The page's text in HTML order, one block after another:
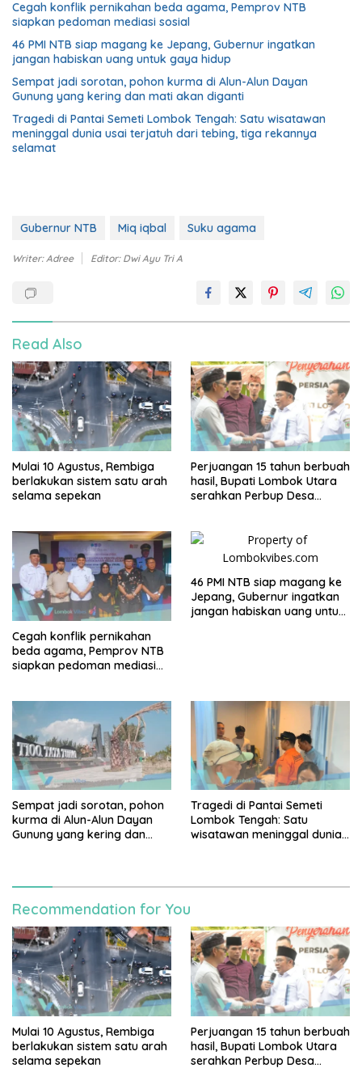
Cegah konflik pernikahan beda agama, Pemprov NTB
siapkan pedoman mediasi sosial
46 PMI NTB siap magang ke Jepang, Gubernur ingatkan
jangan habiskan uang untuk gaya hidup
Sempat jadi sorotan, pohon kurma di Alun-Alun Dayan
Gunung yang kering dan mati akan diganti
Tragedi di Pantai Semeti Lombok Tengah: Satu wisatawan
meninggal dunia usai terjatuh dari tebing, tiga rekannya
selamat
Gubernur NTB Miq iqbal Suku agama
Writer: Adree Editor: Dwi Ayu Tri A
Read Also
Mulai 10 Agustus, Rembiga
berlakukan sistem satu arah
selama sepekan
Perjuangan 15 tahun berbuah
hasil, Bupati Lombok Utara
serahkan Perbup Desa
Cegah konflik pernikahan
beda agama, Pemprov NTB
siapkan pedoman mediasi
46 PMI NTB siap magang ke
Jepang, Gubernur ingatkan
jangan habiskan uang untuk
Sempat jadi sorotan, pohon
kurma di Alun-Alun Dayan
Gunung yang kering dan
Tragedi di Pantai Semeti
Lombok Tengah: Satu
wisatawan meninggal dunia
Recommendation for You
Mulai 10 Agustus, Rembiga
berlakukan sistem satu arah
selama sepekan
Perjuangan 15 tahun berbuah
hasil, Bupati Lombok Utara
serahkan Perbup Desa